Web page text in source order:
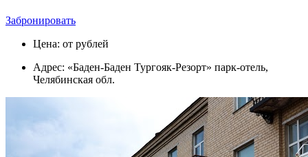
Забронировать
Цена: от рублей
Адрес: «Баден-Баден Тургояк-Резорт» парк-отель,
Челябинская обл.